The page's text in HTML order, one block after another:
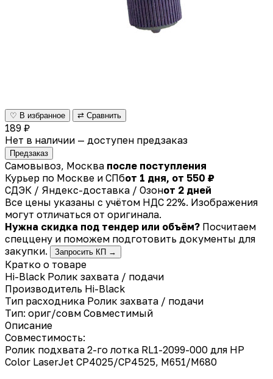
♡ В избранное ⇄ Сравнить
189 ₽
Нет в наличии — доступен предзаказ
Предзаказ
Самовывоз, Москва после поступления
Курьер по Москве и СПбот 1 дня, от 550 ₽
СДЭК / Яндекс-доставка / Озонот 2 дней
Все цены указаны с учётом НДС 22%. Изображения
могут отличаться от оригинала.
Нужна скидка под тендер или объём? Посчитаем
спеццену и поможем подготовить документы для
закупки.
Запросить КП →
Кратко о товаре
Hi-Black Ролик захвата / подачи
Производитель Hi-Black
Тип расходника Ролик захвата / подачи
Тип: ориг/совм Совместимый
Описание
Совместимость:
Ролик подхвата 2-го лотка RL1-2099-000 для HP
Color LaserJet CP4025/CP4525, M651/M680